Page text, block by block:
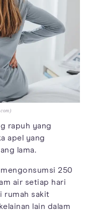
rapuh yang
apel yang
lama.
250
air setiap hari
rumah sakit
lain dalam